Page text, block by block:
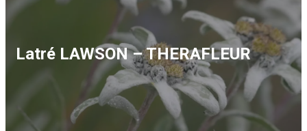
Latré LAWSON – THERAFLEUR